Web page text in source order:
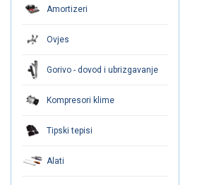
Amortizeri
Ovjes
Gorivo - dovod i ubrizgavanje
Kompresori klime
Tipski tepisi
Alati